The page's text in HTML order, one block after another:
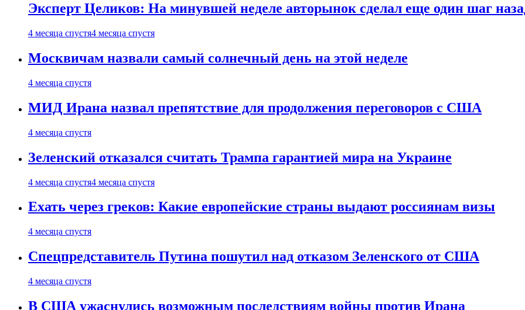
Эксперт Целиков: На минувшей неделе авторынок сделал еще один шаг
4 месяца спустя4 месяца спустя
Москвичам назвали самый солнечный день на этой неделе
4 месяца спустя
МИД Ирана назвал препятствие для продолжения переговоров с США
4 месяца спустя
Зеленский отказался считать Трампа гарантией мира на Украине
4 месяца спустя4 месяца спустя
Ехать через греков: Какие европейские страны выдают россиянам визы
4 месяца спустя
Спецпредставитель Путина пошутил над отказом Зеленского от США
4 месяца спустя
В США ужаснулись возможным последствиям войны против Ирана